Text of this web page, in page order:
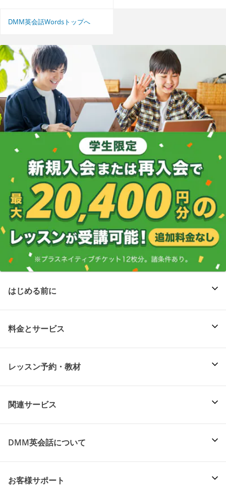
DMM英会話Wordsトップへ
はじめる前に
料金とサービス
レッスン予約・教材
関連サービス
DMM英会話について
お客様サポート